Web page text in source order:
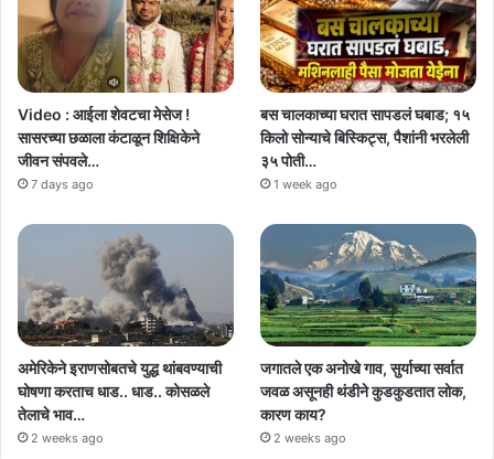
Video : आईला शेवटचा मेसेज !
सासरच्या छळाला कंटाळून शिक्षिकेने
जीवन संपवले…
7 days ago
बस चालकाच्या घरात सापडलं घबाड; १५
किलो सोन्याचे बिस्किट्स, पैशांनी भरलेली
३५ पोती…
1 week ago
अमेरिकेने इराणसोबतचे युद्ध थांबवण्याची
घोषणा करताच धाड.. धाड.. कोसळले
तेलाचे भाव…
2 weeks ago
जगातले एक अनोखे गाव, सुर्याच्या सर्वात
जवळ असूनही थंडीने कुडकुडतात लोक,
कारण काय?
2 weeks ago